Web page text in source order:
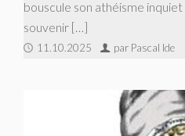
bouscule son athéisme
souvenir […]
11.10.2025 par Pascal Ide